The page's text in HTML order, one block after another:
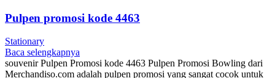
Pulpen promosi kode 4463
Stationary
Baca selengkapnya
souvenir Pulpen Promosi kode 4463 Pulpen Promosi Bowling dari
Merchandiso.com adalah pulpen promosi yang sangat cocok untuk